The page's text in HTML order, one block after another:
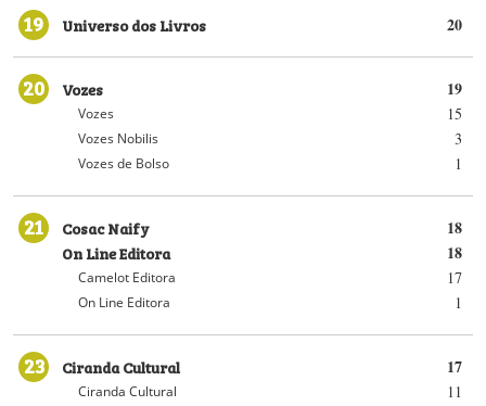
19 20
Universo dos Livros
20 19
Vozes
15
Vozes
3
Vozes Nobilis
1
Vozes de Bolso
21 18
Cosac Naify
18
On Line Editora
17
Camelot Editora
1
On Line Editora
23 17
Ciranda Cultural
11
Ciranda Cultural